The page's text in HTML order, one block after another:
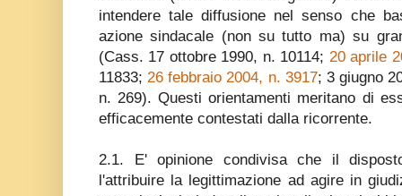
intendere tale diffusione nel senso che
azione sindacale (non su tutto ma) su
(Cass. 17 ottobre 1990, n. 10114; 20 aprile
11833;26 febbraio 2004, n. 3917; 3 giugno
n. 269). Questi orientamenti meritano di
efficacemente contestati dalla ricorrente.
2.1. E' opinione condivisa che il
l'attribuire la legittimazione ad agire in